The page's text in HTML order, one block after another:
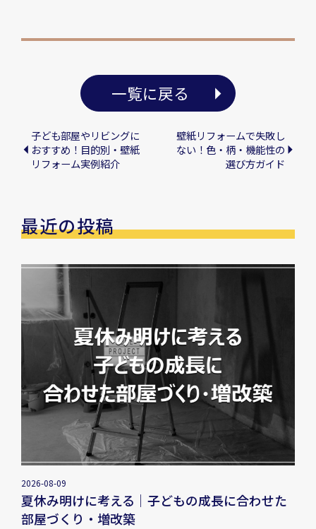
一覧に戻る
子ども部屋やリビングに
おすすめ！目的別・壁紙
リフォーム実例紹介
壁紙リフォームで失敗し
ない！色・柄・機能性の
選び方ガイド
最近の投稿
2026-08-09
夏休み明けに考える｜子どもの成長に合わせた
部屋づくり・増改築